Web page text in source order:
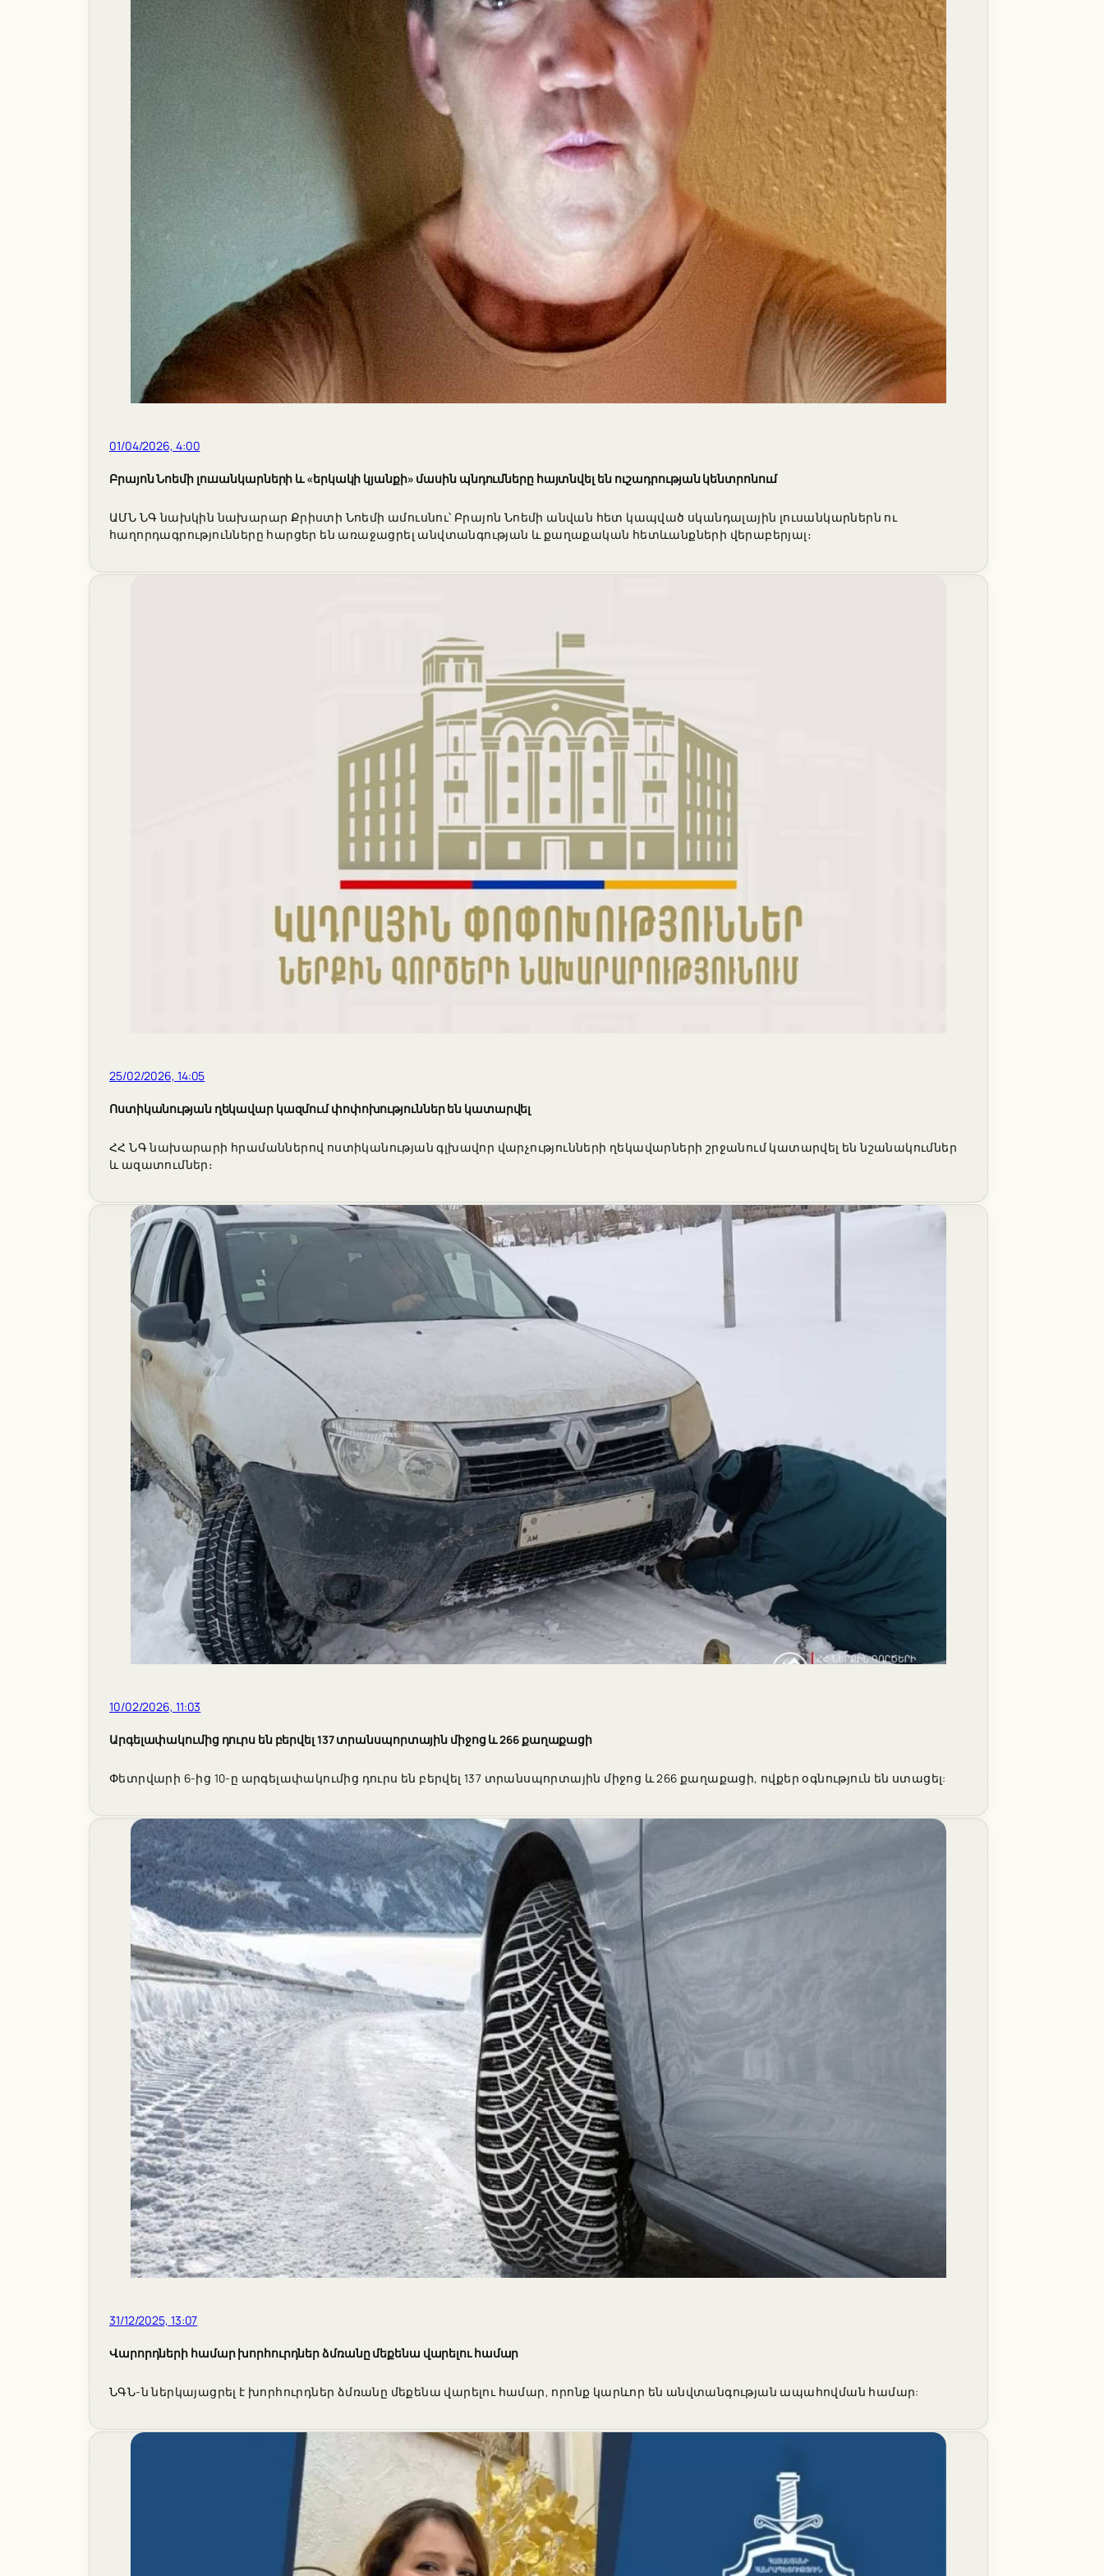
01/04/2026, 4:00
Բրայոն Նոեմի լուսանկարների և «երկակի կյանքի» մասին պնդումները հայտնվել են ուշադրության կենտրոնում
ԱՄՆ ՆԳ նախկին նախարար Քրիստի Նոեմի ամուսնու՝ Բրայոն Նոեմի անվան հետ կապված սկանդալային լուսանկարներն ու
հաղորդագրությունները հարցեր են առաջացրել անվտանգության և քաղաքական հետևանքների վերաբերյալ։
25/02/2026, 14:05
Ոստիկանության ղեկավար կազմում փոփոխություններ են կատարվել
ՀՀ ՆԳ նախարարի հրամաններով ոստիկանության գլխավոր վարչությունների ղեկավարների շրջանում կատարվել են նշանակումներ
և ազատումներ։
10/02/2026, 11:03
Արգելափակումից դուրս են բերվել 137 տրանսպորտային միջոց և 266 քաղաքացի
Փետրվարի 6-ից 10-ը արգելափակումից դուրս են բերվել 137 տրանսպորտային միջոց և 266 քաղաքացի, ովքեր օգնություն են ստացել:
31/12/2025, 13:07
Վարորդների համար խորհուրդներ ձմռանը մեքենա վարելու համար
ՆԳՆ-ն ներկայացրել է խորհուրդներ ձմռանը մեքենա վարելու համար, որոնք կարևոր են անվտանգության ապահովման համար: